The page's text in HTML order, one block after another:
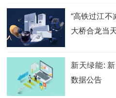
“高铁过江不
大桥合龙当
新天绿能:
数据公告